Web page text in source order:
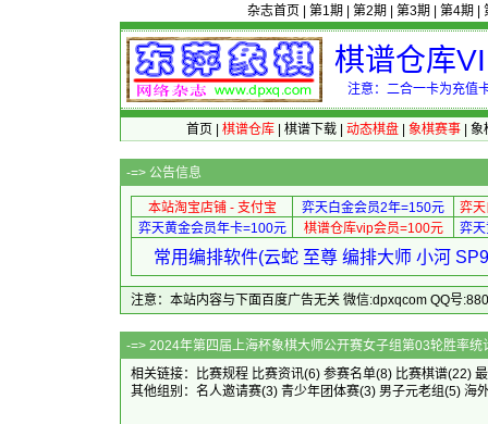
杂志首页 第1期 第2期 第3期 第4期
棋谱仓库
注意：二合一卡为充值
首页 棋谱仓库| 棋谱下载| 动态棋盘| 象棋赛事| 象
-=> 公告信息
本站淘宝店铺 - 支付宝 弈天白金会员2年=150元
弈
弈天黄金会员年卡=100元
棋谱仓库vip会员=100元 弈
常用编排软件(云蛇 至尊 编排大师 小河
注意：本站内容与下面百度广告无关 微信:dpxqcom QQ号
-=> 2024年第四届上海杯象棋大师
相关链接：
比赛规程 比赛资讯(6) 参赛名单(8) 比赛棋谱(22)
其他组别： 名人邀请赛(3) 青少年团体赛(3) 男子元老组(5) 海